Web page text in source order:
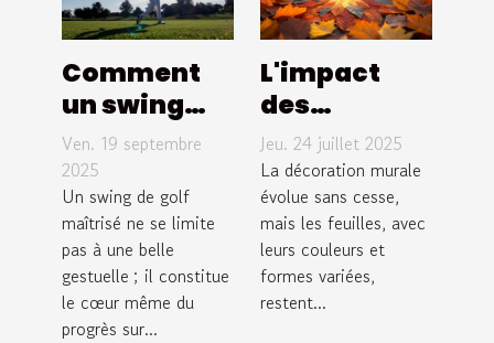
Comment
un swing
efficace
peut
transformer
votre jeu de
golf ?
Ven. 19 septembre
2025
Un swing de golf
maîtrisé ne se limite
pas à une belle
gestuelle ; il constitue
le cœur même du
progrès sur...
L'impact
des
couleurs et
des formes
des feuilles
dans la
décoration
murale
Jeu. 24 juillet 2025
La décoration murale
évolue sans cesse,
mais les feuilles, avec
leurs couleurs et
formes variées,
restent...